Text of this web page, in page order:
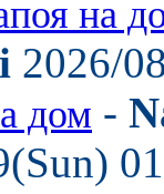
на
2026/
дом -